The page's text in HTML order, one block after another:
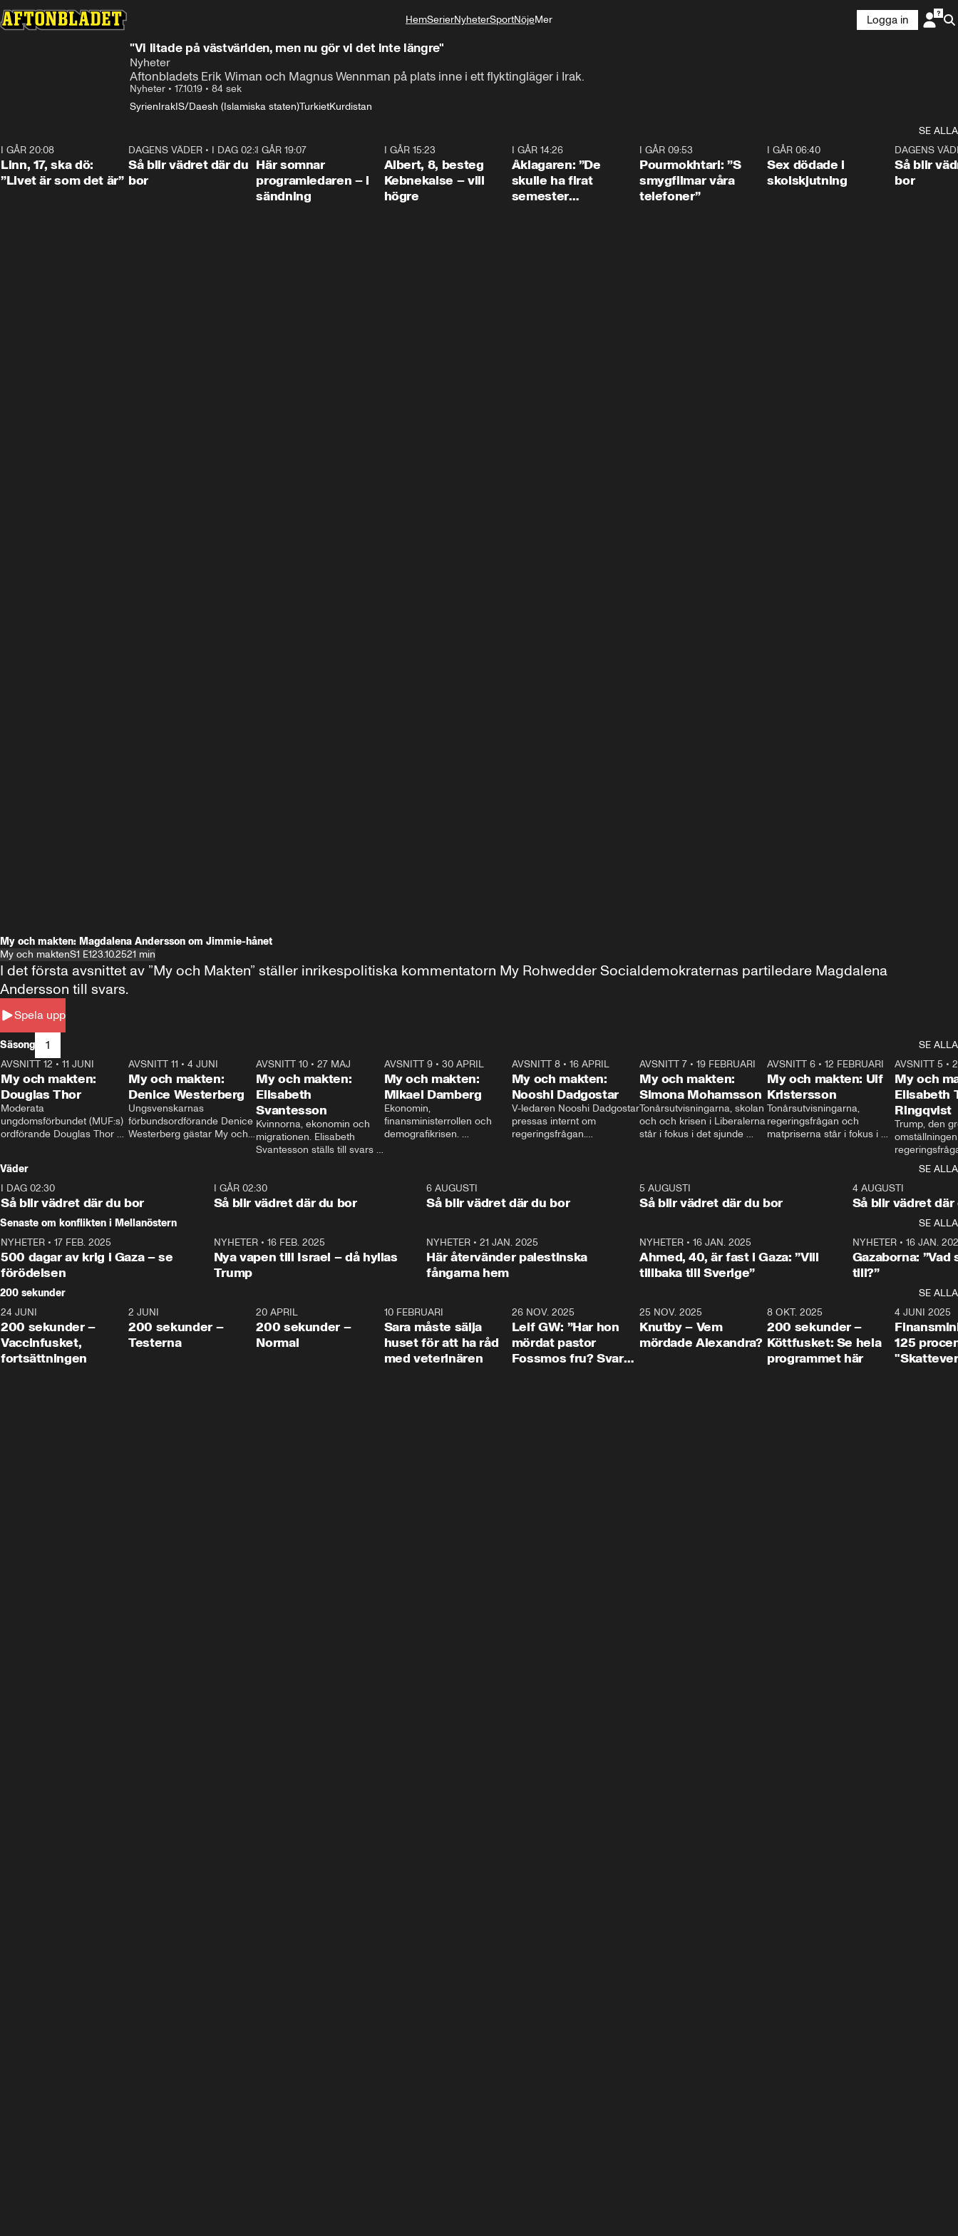
HemSerierNyheterSportNöjeMer
Logga in
"Vi litade på västvärlden, men nu gör vi det inte längre"
Nyheter
Aftonbladets Erik Wiman och Magnus Wennman på plats inne i ett flyktingläger i Irak.
Nyheter • 17.10.19 • 84 sek
SyrienIrakIS/Daesh (Islamiska staten)TurkietKurdistan
SE ALLA
I GÅR 20:08
Linn, 17, ska dö:
”Livet är som det är”
1:06
DAGENS VÄDER • I DAG 02:30
Så blir vädret där du
bor
I GÅR 19:07
Här somnar
programledaren – i
sändning
I GÅR 15:23
Albert, 8, besteg
Kebnekaise – vill
högre
I GÅR 14:26
Åklagaren: ”De
skulle ha firat
semester
I GÅR 09:53
Pourmokhtari: ”S
smygfilmar våra
telefoner”
I GÅR 06:40
Sex dödade i
skolskjutning
DAGENS
Så blir
bor
My och makten: Magdalena Andersson om Jimmie-hånet
My och maktenS1 E123.10.2521 min
Spela upp
I det första avsnittet av ”My och Makten” ställer inrikespolitiska kommentatorn My Rohwedder Socialdemokraternas partiledare Magdalena
Andersson till svars.
Säsong 1
SE ALLA
26:27
AVSNITT 12 • 11 JUNI
My och makten:
Douglas Thor
Moderata
ungdomsförbundet (MUF:s)
ordförande Douglas Thor
tonårsutvisningarna och hur
Moderaterna ska locka
väljare till valet i höst.
23:40
AVSNITT 11 •4 JUNI
My och makten:
Denice Westerberg
Ungsvenskarnas
förbundsordförande Denice
Westerberg gästar My och
AVSNITT 10 •27 MAJ
My och makten:
Elisabeth
Svantesson
Kvinnorna, ekonomin och
migrationen. Elisabeth
Svantesson ställs till svars
AVSNITT 9• 30 APRIL
My och makten:
Mikael Damberg
Ekonomin,
finansministerrollen och
demografikrisen.
och Makten.
AVSNITT 8• 16 APRIL
My och makten:
Nooshi Dadgostar
V-ledaren Nooshi Dadgostar
pressas internt om
regeringsfrågan.
– Vi ställer upp i val. Ska vi
vara med så sitter vi förstås
24:30
AVSNITT 7• 19 FEBRUARI
My och makten:
Simona Mohamsson
Tonårsutvisningarna, skolan
och och krisen i Liberalerna
står i fokus i det sjunde
kommentator My
Rohwedder ställer
utbildnings- och
Mohamsson till svars.
27:30
AVSNITT 6 •12 FEBRUARI
My och makten: Ulf
Kristersson
Tonårsutvisningarna,
regeringsfrågan och
matpriserna står i fokus i
Rohwedder ställer
statsminister Ulf Kristersson
AVSNITT 5 •
My och
Elisabeth
Ringqvist
Trump, den
centrum i
avsnittet av
Makten”. Se
Aftonbladets
Rohwedder
Thand Ring
Väder
SE ALLA
I DAG 02:30
Så blir vädret där du bor
1:06
I GÅR 02:30
Så blir vädret där du bor
6 AUGUSTI
Så blir vädret där du bor
5 AUGUSTI
Så blir vädret där du bor
4 AUGUSTI
Så blir vädret där
Senaste om konflikten i Mellanöstern
SE ALLA
NYHETER • 17 FEB. 2025
500 dagar av krig i Gaza – se
förödelsen
NYHETER• 16 FEB. 2025
Nya vapen till Israel – då hyllas
Trump
NYHETER •21 JAN. 2025
Här återvänder palestinska
fångarna hem
NYHETER• 16 JAN. 2025
Ahmed, 40, är fast i Gaza: ”Vill
tillbaka till Sverige”
NYHETER• 16 JAN.
Gazaborna:
till?”
200 sekunder
SE ALLA
5:00
24 JUNI
200 sekunder –
Vaccinfusket,
fortsättningen
4:23
2 JUNI
200 sekunder –
Testerna
20 APRIL
200 sekunder –
Normal
10 FEBRUARI
Sara måste sälja
huset för att ha råd
med veterinären
26 NOV. 2025
Leif GW: ”Har hon
mördat pastor
Fossmos fru? Svar
31:05
25 NOV. 2025
Knutby – Vem
mördade Alexandra?
4:29
8 OKT. 2025
200 sekunder –
Köttfusket: Se hela
programmet här
4 JUNI 2025
125